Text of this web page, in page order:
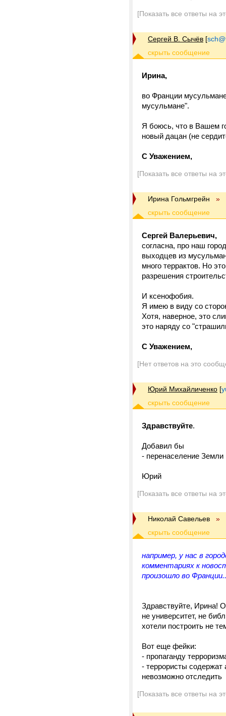
[Показать все ответы на
Сергей В. Сычёв [
Ирина,
во Франции
мусульмане".
Я боюсь, что в Вашем
новый дацан (не
C Уважением,
[Показать все ответы на
Ирина Гольмгрейн »
Сергей Валерьевич,
согласна, про наш
выходцев из
много террактов. Но
разрешения
И ксенофобия.
Я имею в виду со
Хотя, наверное, это
это наряду со
С Уважением,
[Нет ответов на это
Юрий Михайличенко [
Здравствуйте.
Добавил бы
- перенаселение Земли
Юрий
[Показать все ответы на
Николай Савельев »
например, у нас в
комментариях к
произошло во
Здравствуйте, Ирина!
не университет, не
хотели построить не
Вот еще фейки:
- пропаганду
- террористы
невозможно отследить
[Показать все ответы на